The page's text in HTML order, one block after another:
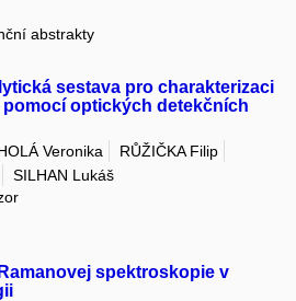
abstrakty
sestava pro charakterizaci
optických detekčních
Veronika
RŮŽIČKA Filip
SILHAN Lukáš
spektroskopie v